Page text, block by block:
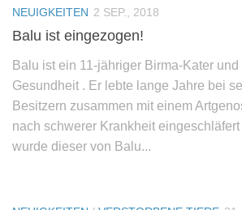
NEUIGKEITEN 2 SEP., 2018
Balu ist eingezogen!
Balu ist ein 11-jähriger Birma-Kater
Gesundheit . Er lebte lange Jahre bei
Besitzern zusammen mit einem
nach schwerer Krankheit
wurde dieser von Balu...